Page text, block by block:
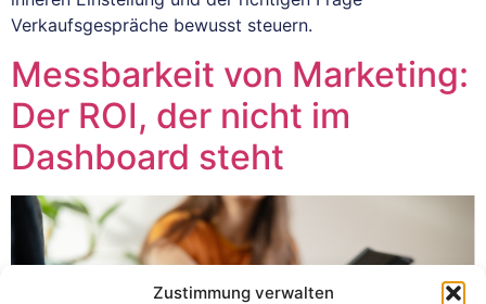
Zustimmung verwalten
Verkaufsgespräche bewusst steuern.
Messbarkeit von Marketing:
Der ROI, der nicht im
Dashboard steht